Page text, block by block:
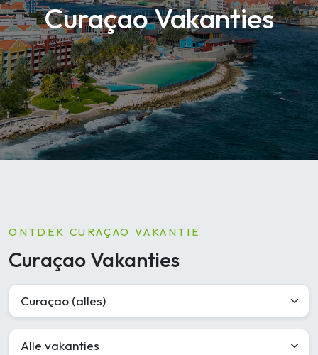
Curaçao Vakanties
ONTDEK CURAÇAO VAKANTIE
Curaçao Vakanties
Curaçao (alles)
Alle vakanties